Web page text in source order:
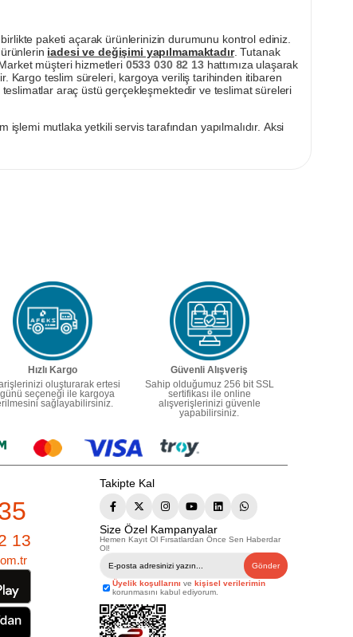
paketi açarak ürünlerinizin durumunu kontrol ediniz.
iadesi ve değişimi yapılmamaktadır. Tutanak
müşteri hizmetleri 0533 030 82 13hattımıza ulaşarak
Kargo teslim süreleri, kargoya veriliş tarihinden itibaren
araç üstü gerçekleşmektedir ve teslimat süreleri
işlemi mutlaka yetkili servis tarafından yapılmalıdır. Aksi
Hızlı Kargo
oluşturarak ertesi
seçeneği ile kargoya
sağlayabilirsiniz.
Güvenli Alışveriş
Sahip olduğumuz 256 bit SSL
sertifikası ile online
alışverişlerinizi güvenle
yapabilirsiniz.
13
Takipte Kal
Size Özel Kampanyalar
Hemen Kayıt Ol Fırsatlardan Önce Sen Haberdar
Ol!
Gönder
Üyelik koşullarını ve kişisel verilerimin
korunmasını kabul ediyorum.